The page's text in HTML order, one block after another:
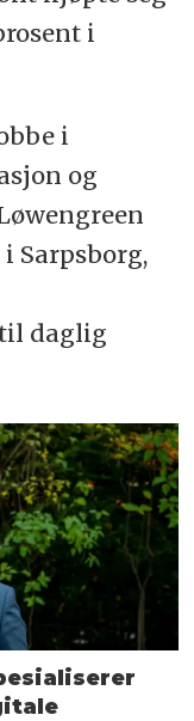
i
i
og
Sarpsborg,
daglig